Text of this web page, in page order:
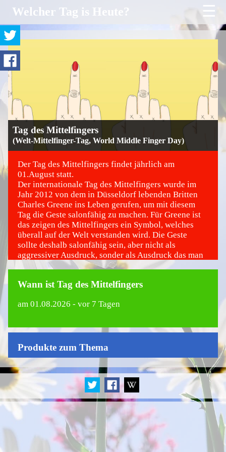
Welcher Tag is Heute? ☰
Tag des Mittelfingers
(Welt-Mittelfinger-Tag, World Middle Finger Day)
©
Der Tag des Mittelfingers findet jährlich am
01.August statt.
Der internationale Tag des Mittelfingers wurde im
Jahr 2012 von dem in Düsseldorf lebenden Britten
Charles Greene ins Leben gerufen, um mit diesem
Tag die Geste salonfähig zu machen. Für Greene ist
das zeigen des Mittelfingers ein Symbol, welches
überall auf der Welt verstanden wird. Die Geste
sollte deshalb salonfähig sein, aber nicht als
aggressiver Ausdruck, sonder als Ausdruck das man
etwas nicht mag und deshalb mit dem ausgestreckten
Tag des Mittelfingers ist jeder dazu aufgefordert, mit
laufen.
Wann ist Tag des Mittelfingers
am 01.08.2026 - vor 7 Tagen
Produkte zum Thema